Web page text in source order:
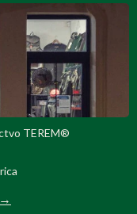
TEREM®